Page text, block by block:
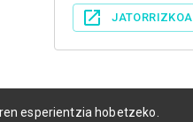
JATORRIZKOA
esperientzia hobetzeko.